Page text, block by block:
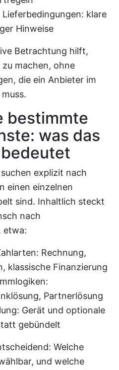
klare
Hinweise
Betrachtung hilft,
machen, ohne
die ein Anbieter im
bestimmte
was das
explizit nach
einen einzelnen
sind. Inhaltlich steckt
nach
etwa:
Rechnung,
klassische Finanzierung
Partnerlösung
Gerät und optionale
gebündelt
Welche
und welche